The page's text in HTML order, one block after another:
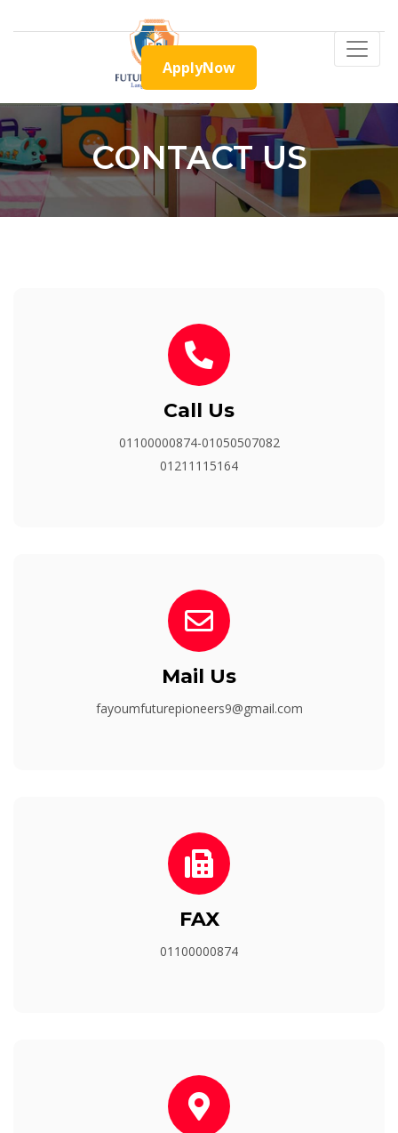
ApplyNow
CONTACT US
Call Us
01100000874-01050507082
01211115164
Mail Us
fayoumfuturepioneers9@gmail.com
FAX
01100000874